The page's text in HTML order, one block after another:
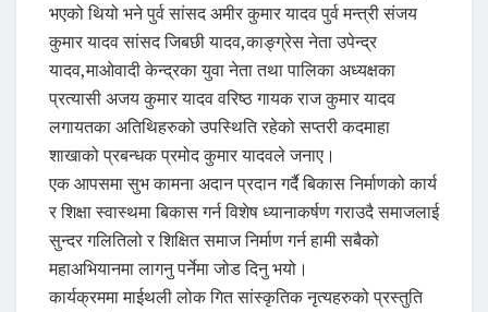
भएको थियो भने पुर्व सांसद अमीर कुमार यादव पुर्व मन्त्री संजय
कुमार यादव सांसद जिबछी यादव,काङ्ग्रेस नेता उपेन्द्र
यादव,माओवादी केन्द्रका युवा नेता तथा पालिका अध्यक्षका
प्रत्यासी अजय कुमार यादव वरिष्ठ गायक राज कुमार यादव
लगायतका अतिथिहरुको उपस्थिति रहेको सप्तरी कदमाहा
शाखाको प्रबन्धक प्रमोद कुमार यादवले जनाए।
एक आपसमा सुभ कामना अदान प्रदान गर्दै बिकास निर्माणको कार्य
र शिक्षा स्वास्थमा बिकास गर्न विशेष ध्यानाकर्षण गराउदै समाजलाई
सुन्दर गलितिलो र शिक्षित समाज निर्माण गर्न हामी सबैको
महाअभियानमा लागनु पर्नेमा जोड दिनु भयो।
कार्यक्रममा माईथली लोक गित सांस्कृतिक नृत्यहरुको प्रस्तुति